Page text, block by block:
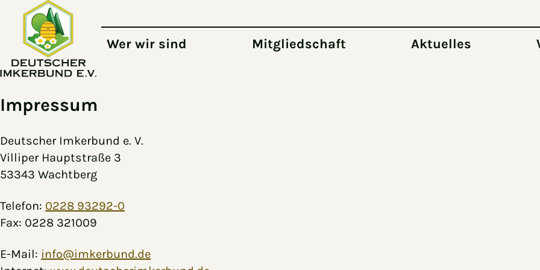
Zum Hauptinhalt springen
Wer wir sind Mitgliedschaft Aktuelles
Impressum
Deutscher Imkerbund e. V.
Villiper Hauptstraße 3
53343 Wachtberg
Telefon: 0228 93292-0
Fax: 0228 321009
E-Mail: info@imkerbund.de